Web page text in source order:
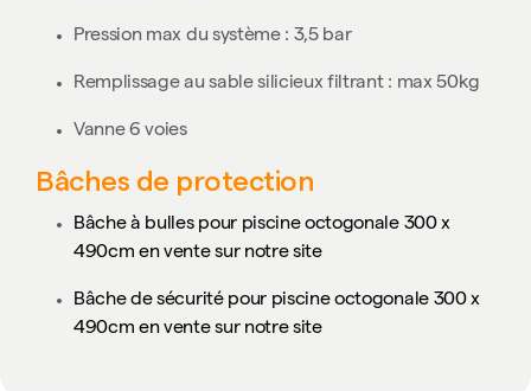
Pression max du système : 3,5 bar
Remplissage au sable silicieux filtrant : max 50kg
Vanne 6 voies
Bâches de protection
Bâche à bulles pour piscine octogonale 300 x
490cm en vente sur notre site
Bâche de sécurité pour piscine octogonale 300 x
490cm en vente sur notre site